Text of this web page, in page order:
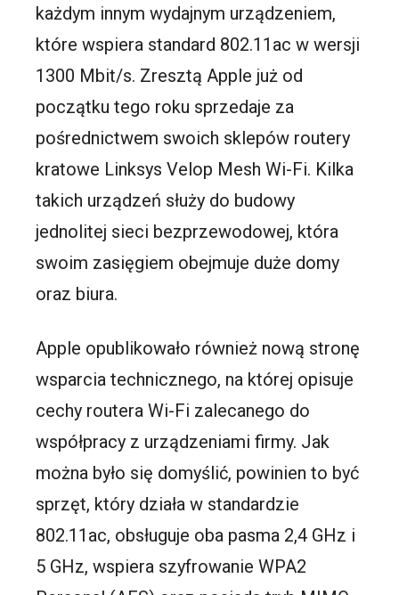
każdym innym wydajnym urządzeniem,
które wspiera standard 802.11ac w wersji
1300 Mbit/s. Zresztą Apple już od
początku tego roku sprzedaje za
pośrednictwem swoich sklepów routery
kratowe Linksys Velop Mesh Wi-Fi. Kilka
takich urządzeń służy do budowy
jednolitej sieci bezprzewodowej, która
swoim zasięgiem obejmuje duże domy
oraz biura.
Apple opublikowało również nową stronę
wsparcia technicznego, na której opisuje
cechy routera Wi-Fi zalecanego do
współpracy z urządzeniami firmy. Jak
można było się domyślić, powinien to być
sprzęt, który działa w standardzie
802.11ac, obsługuje oba pasma 2,4 GHz i
5 GHz, wspiera szyfrowanie WPA2